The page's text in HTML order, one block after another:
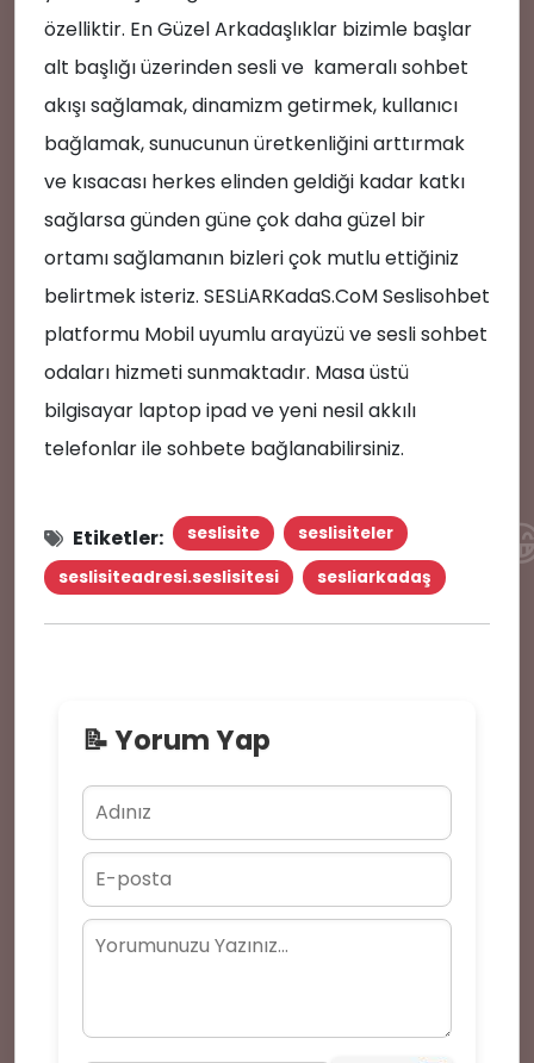
😜
👩‍💻
özelliktir. En Güzel Arkadaşlıklar bizimle başlar
alt başlığı üzerinden sesli ve kameralı sohbet
akışı sağlamak, dinamizm getirmek, kullanıcı
bağlamak, sunucunun üretkenliğini arttırmak
ve kısacası herkes elinden geldiği kadar katkı
sağlarsa günden güne çok daha güzel bir
ortamı sağlamanın bizleri çok mutlu ettiğiniz
belirtmek isteriz. SESLiARKadaS.CoM Seslisohbet
platformu Mobil uyumlu arayüzü ve sesli sohbet
odaları hizmeti sunmaktadır. Masa üstü
bilgisayar laptop ipad ve yeni nesil akkılı
telefonlar ile sohbete bağlanabilirsiniz.
Etiketler: seslisite
seslisiteler
seslisiteadresi.seslisitesi
sesliarkadaş
📝 Yorum Yap